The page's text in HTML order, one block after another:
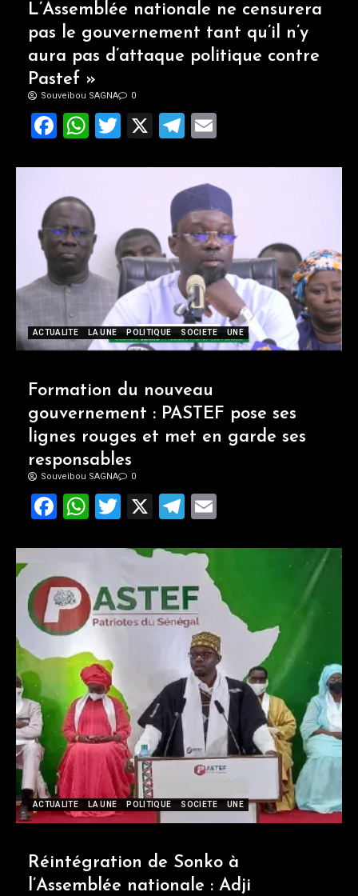
ACTUALITE LA UNE POLITIQUE SOCIETE UNE
L’Assemblée nationale ne censurera
pas le gouvernement tant qu’il n’y
aura pas d’attaque politique contre
Pastef »
Souveibou SAGNA 0
Facebook
WhatsApp
Twitter
X Telegram
ACTUALITE LA UNE POLITIQUE SOCIETE UNE
Formation du nouveau
gouvernement : PASTEF pose ses
lignes rouges et met en garde ses
responsables
Souveibou SAGNA 0
Facebook
WhatsApp
Twitter
X Telegram
Réintégration de Sonko à
l’Assemblée nationale : Adji